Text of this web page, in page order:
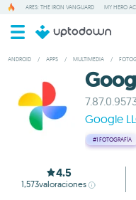
ARES: THE IRON VANGUARD MY HERO
ANDROID / APPS / MULTIMEDIA /
Google
#1 FOTOGRAFÍA
4.5
1,573valoraciones